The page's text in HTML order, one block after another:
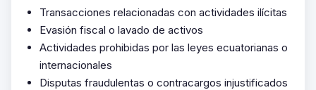
Transacciones relacionadas con actividades ilícitas
Evasión fiscal o lavado de activos
Actividades prohibidas por las leyes ecuatorianas o
internacionales
Disputas fraudulentas o contracargos injustificados